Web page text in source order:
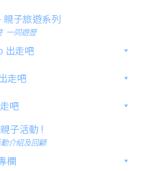
親子旅遊系列
一同遊歷
出走吧
走吧
吧
子活動 !
介紹及回顧
欄